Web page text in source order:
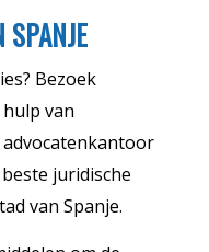
SPANJE
Bezoek
van
juridische
van Spanje.